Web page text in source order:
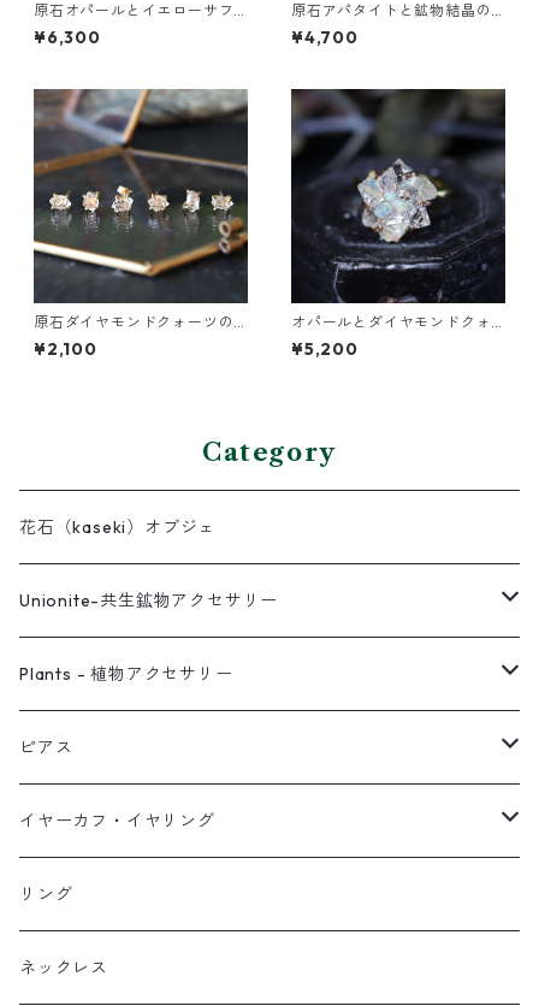
原石オパールとイエローサフ
ァイアのプチピアス
¥6,300
原石アパタイトと鉱物結晶の
真鍮幅広イヤーカフ
¥4,700
原石ダイヤモンドクォーツの
プチピアス（一粒/片方）
¥2,100
オパールとダイヤモンドクォ
ーツのイヤーカフ
¥5,200
Category
花石（kaseki）オブジェ
Unionite-共生鉱物アクセサリー
ピアス
ネックレス
イヤーカフ
イヤリング
Plants - 植物アクセサリー
ピアス
ネックレス
リング
ブレス
ピアス
スタッド・一粒
フック・ぶら下がり
フープ
イヤーカフ・イヤリング
原石イヤーカフ
植物イヤーカフ
リング
ネックレス